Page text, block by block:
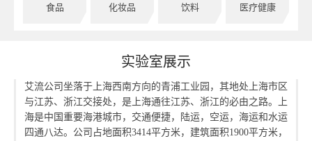
食品 化妆品 饮料 医疗健康
实验室展示
艾流公司坐落于上海西南方向的青浦工业园，其地处上海市区
与江苏、浙江交接处，是上海通往江苏、浙江的必由之路。上
海是中国重要海港城市，交通便捷，陆运，空运，海运和水运
四通八达。公司占地面积3414平方米，建筑面积1900平方米，